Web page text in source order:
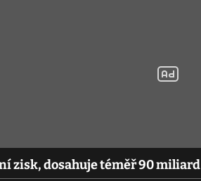
zisk, dosahuje téměř 90 miliard